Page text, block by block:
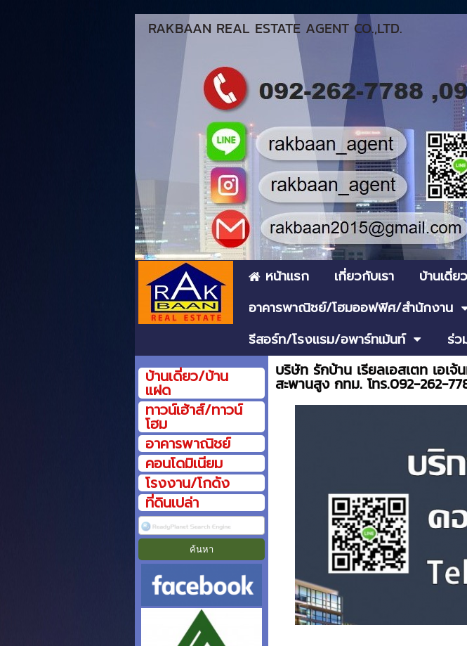
RAKBAAN REAL ESTATE AGENT CO.,LTD.
หน้าแรก เกี่ยวกับเรา บ้านเดี่
อาคารพาณิชย์/โฮมออฟฟิศ/สำนักงาน
รีสอร์ท/โรงแรม/อพาร์ทเม้นท์
ร่ว
บ้านเดี่ยว/บ้าน
แฝด
ทาวน์เฮ้าส์/ทาวน์
โฮม
อาคารพาณิชย์
คอนโดมิเนียม
โรงงาน/โกดัง
ที่ดินเปล่า
บริษัท รักบ้าน เรียลเอสเตท เอเ
สะพานสูง กทม. โทร.092-262-